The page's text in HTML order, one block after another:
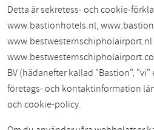
Detta är sekretess- och cookie-
www.bastionhotels.nl,
www.bestwesternschipholairport.nl
BV (hädanefter kallad "Bastion", "vi"
företags- och kontaktinformation
och cookie-policy.